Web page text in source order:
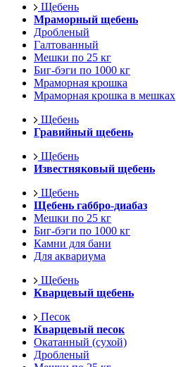
Щебень
Мраморный щебень
Дробленый
Галтованный
Мешки по 25 кг
Биг-бэги по 1000 кг
Мраморная крошка
Мраморная крошка в мешках
Щебень
Гравийный щебень
Щебень
Известняковый щебень
Щебень
Щебень габбро-диабаз
Мешки по 25 кг
Биг-бэги по 1000 кг
Камни для бани
Для аквариума
Щебень
Кварцевый щебень
Песок
Кварцевый песок
Окатанный (сухой)
Дробленый